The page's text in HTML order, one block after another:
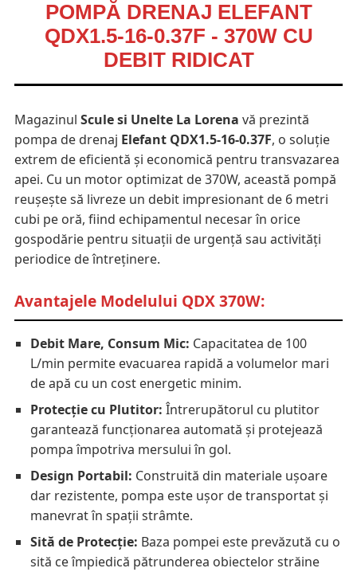
POMPĂ DRENAJ ELEFANT
QDX1.5-16-0.37F - 370W CU
DEBIT RIDICAT
Magazinul Scule si Unelte La Lorena vă prezintă
pompa de drenaj Elefant QDX1.5-16-0.37F, o soluție
extrem de eficientă și economică pentru transvazarea
apei. Cu un motor optimizat de 370W, această pompă
reușește să livreze un debit impresionant de 6 metri
cubi pe oră, fiind echipamentul necesar în orice
gospodărie pentru situații de urgență sau activități
periodice de întreținere.
Avantajele Modelului QDX 370W:
Debit Mare, Consum Mic: Capacitatea de 100
L/min permite evacuarea rapidă a volumelor mari
de apă cu un cost energetic minim.
Protecție cu Plutitor: Întrerupătorul cu plutitor
garantează funcționarea automată și protejează
pompa împotriva mersului în gol.
Design Portabil: Construită din materiale ușoare
dar rezistente, pompa este ușor de transportat și
manevrat în spații strâmte.
Sită de Protecție: Baza pompei este prevăzută cu o
sită ce împiedică pătrunderea obiectelor străine